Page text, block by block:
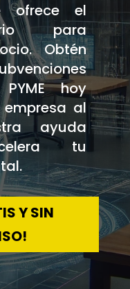
ofrece el
para
Obtén
hoy
al
ayuda
tu
Y SIN